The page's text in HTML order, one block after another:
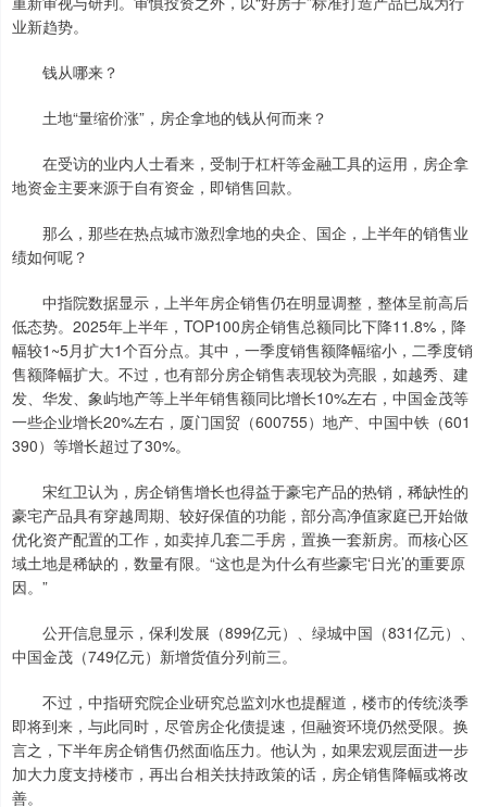
业新趋势。
钱从哪来？
土地“量缩价涨”，房企拿地的钱从何而来？
在受访的业内人士看来，受制于杠杆等金融工具的运用，房企拿
地资金主要来源于自有资金，即销售回款。
那么，那些在热点城市激烈拿地的央企、国企，上半年的销售业
绩如何呢？
中指院数据显示，上半年房企销售仍在明显调整，整体呈前高后
低态势。2025年上半年，TOP100房企销售总额同比下降11.8%，降
幅较1~5月扩大1个百分点。其中，一季度销售额降幅缩小，二季度销
售额降幅扩大。不过，也有部分房企销售表现较为亮眼，如越秀、建
发、华发、象屿地产等上半年销售额同比增长10%左右，中国金茂等
一些企业增长20%左右，厦门国贸（600755）地产、中国中铁（601
390）等增长超过了30%。
宋红卫认为，房企销售增长也得益于豪宅产品的热销，稀缺性的
豪宅产品具有穿越周期、较好保值的功能，部分高净值家庭已开始做
优化资产配置的工作，如卖掉几套二手房，置换一套新房。而核心区
域土地是稀缺的，数量有限。“这也是为什么有些豪宅‘日光’的重要原
因。”
公开信息显示，保利发展（899亿元）、绿城中国（831亿元）、
中国金茂（749亿元）新增货值分列前三。
不过，中指研究院企业研究总监刘水也提醒道，楼市的传统淡季
即将到来，与此同时，尽管房企化债提速，但融资环境仍然受限。换
言之，下半年房企销售仍然面临压力。他认为，如果宏观层面进一步
加大力度支持楼市，再出台相关扶持政策的话，房企销售降幅或将改
善。